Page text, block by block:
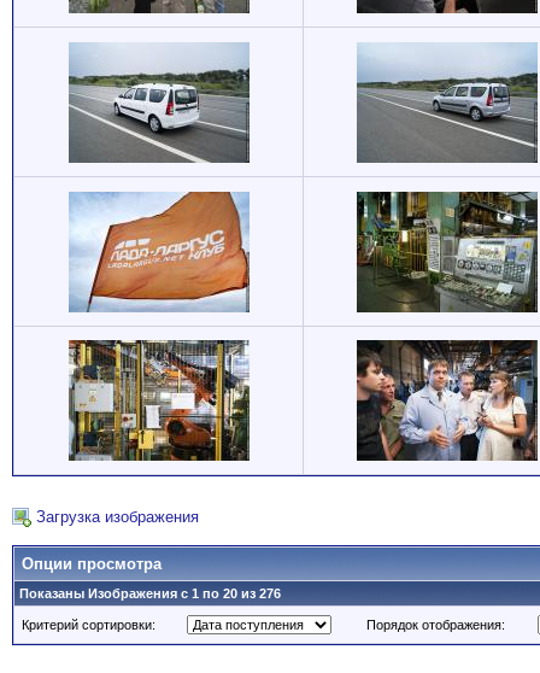
Загрузка изображения
Опции просмотра
Показаны Изображения с 1 по 20 из 276
Критерий сортировки: Порядок отображения: